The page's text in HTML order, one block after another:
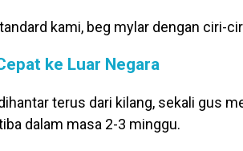
kami, beg mylar dengan ciri-
ke Luar Negara
terus dari kilang, sekali gus
dalam masa 2-3 minggu.